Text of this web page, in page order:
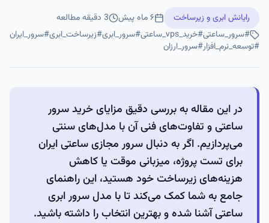
رایانش ابری و زیرساخت ۶ ماه پیش 3 دقیقه مطالعه
#سرور_ساعتی#خرید_vps_ساعتی #سرور_ابری#زیرساخت_ابری#سرور_ایران
#توسعه_نرم_افزار#سرور_ارزان
در این مقاله به بررسی دقیق مزایای خرید سرور
ساعتی و تفاوت‌های فنی آن با مدل‌های سنتی
می‌پردازیم. اگر به دنبال سرور مجازی ساعتی ایران
برای تست پروژه، میزبانی موقت یا کاهش
هزینه‌های زیرساخت خود هستید، این راهنمای
جامع به شما کمک می‌کند تا با مدل سرور ابری
ساعتی آشنا شده و بهترین انتخاب را داشته باشید.